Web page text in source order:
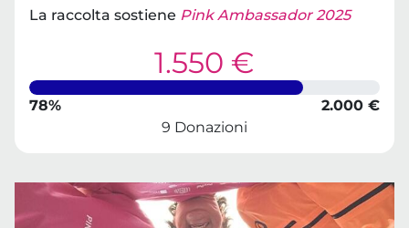
La raccolta sostiene Pink Ambassador 2025
1.550 €
78%
2.000 €
9 Donazioni